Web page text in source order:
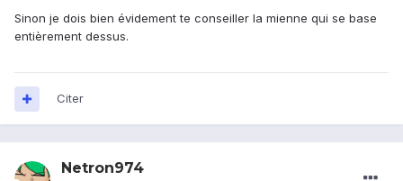
Sinon je dois bien évidement te conseiller la mienne qui se base
entièrement dessus.
Citer
Netron974